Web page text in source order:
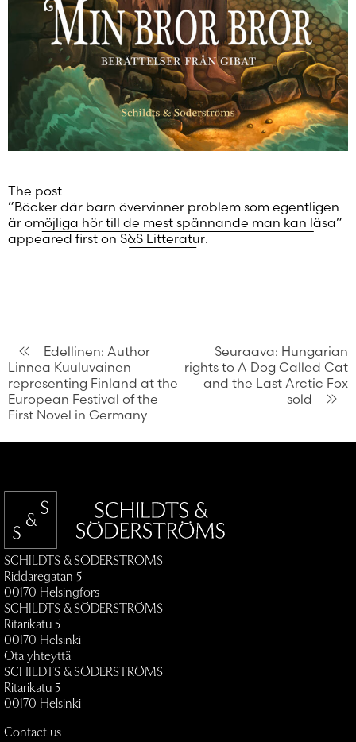
The post
”Böcker där barn övervinner problem som egentligen
är omöjliga hör till de mest spännande man kan läsa”
appeared first on S&S Litteratur.
Artikkelien
selaus
Edellinen: Author
Linnea Kuuluvainen
representing Finland at the
European Festival of the
First Novel in Germany
Seuraava: Hungarian
rights to A Dog Called Cat
and the Last Arctic Fox
sold
SCHILDTS & SÖDERSTRÖMS
Riddaregatan 5
00170 Helsingfors
SCHILDTS & SÖDERSTRÖMS
Ritarikatu 5
00170 Helsinki
Ota yhteyttä
SCHILDTS & SÖDERSTRÖMS
Ritarikatu 5
00170 Helsinki
Contact us